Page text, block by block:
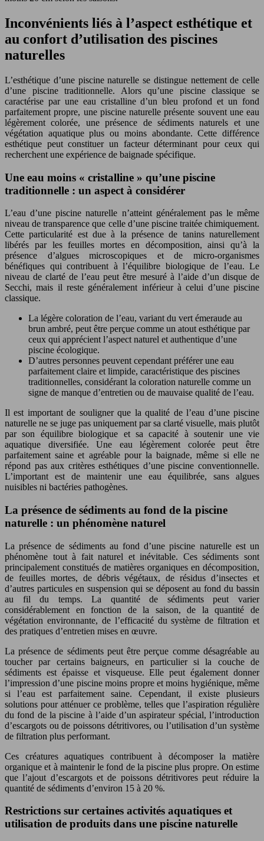
Inconvénients liés à l’aspect esthétique et
au confort d’utilisation des piscines
naturelles
L’esthétique d’une piscine naturelle se distingue nettement de celle
d’une piscine traditionnelle. Alors qu’une piscine classique se
caractérise par une eau cristalline d’un bleu profond et un fond
parfaitement propre, une piscine naturelle présente souvent une eau
légèrement colorée, une présence de sédiments naturels et une
végétation aquatique plus ou moins abondante. Cette différence
esthétique peut constituer un facteur déterminant pour ceux qui
recherchent une expérience de baignade spécifique.
Une eau moins « cristalline » qu’une piscine
traditionnelle : un aspect à considérer
L’eau d’une piscine naturelle n’atteint généralement pas le même
niveau de transparence que celle d’une piscine traitée chimiquement.
Cette particularité est due à la présence de tanins naturellement
libérés par les feuilles mortes en décomposition, ainsi qu’à la
présence d’algues microscopiques et de micro-organismes
bénéfiques qui contribuent à l’équilibre biologique de l’eau. Le
niveau de clarté de l’eau peut être mesuré à l’aide d’un disque de
Secchi, mais il reste généralement inférieur à celui d’une piscine
classique.
La légère coloration de l’eau, variant du vert émeraude au
brun ambré, peut être perçue comme un atout esthétique par
ceux qui apprécient l’aspect naturel et authentique d’une
piscine écologique.
D’autres personnes peuvent cependant préférer une eau
parfaitement claire et limpide, caractéristique des piscines
traditionnelles, considérant la coloration naturelle comme un
signe de manque d’entretien ou de mauvaise qualité de l’eau.
Il est important de souligner que la qualité de l’eau d’une piscine
naturelle ne se juge pas uniquement par sa clarté visuelle, mais plutôt
par son équilibre biologique et sa capacité à soutenir une vie
aquatique diversifiée. Une eau légèrement colorée peut être
parfaitement saine et agréable pour la baignade, même si elle ne
répond pas aux critères esthétiques d’une piscine conventionnelle.
L’important est de maintenir une eau équilibrée, sans algues
nuisibles ni bactéries pathogènes.
La présence de sédiments au fond de la piscine
naturelle : un phénomène naturel
La présence de sédiments au fond d’une piscine naturelle est un
phénomène tout à fait naturel et inévitable. Ces sédiments sont
principalement constitués de matières organiques en décomposition,
de feuilles mortes, de débris végétaux, de résidus d’insectes et
d’autres particules en suspension qui se déposent au fond du bassin
au fil du temps. La quantité de sédiments peut varier
considérablement en fonction de la saison, de la quantité de
végétation environnante, de l’efficacité du système de filtration et
des pratiques d’entretien mises en œuvre.
La présence de sédiments peut être perçue comme désagréable au
toucher par certains baigneurs, en particulier si la couche de
sédiments est épaisse et visqueuse. Elle peut également donner
l’impression d’une piscine moins propre et moins hygiénique, même
si l’eau est parfaitement saine. Cependant, il existe plusieurs
solutions pour atténuer ce problème, telles que l’aspiration régulière
du fond de la piscine à l’aide d’un aspirateur spécial, l’introduction
d’escargots ou de poissons détritivores, ou l’utilisation d’un système
de filtration plus performant.
Ces créatures aquatiques contribuent à décomposer la matière
organique et à maintenir le fond de la piscine plus propre. On estime
que l’ajout d’escargots et de poissons détritivores peut réduire la
quantité de sédiments d’environ 15 à 20 %.
Restrictions sur certaines activités aquatiques et
utilisation de produits dans une piscine naturelle